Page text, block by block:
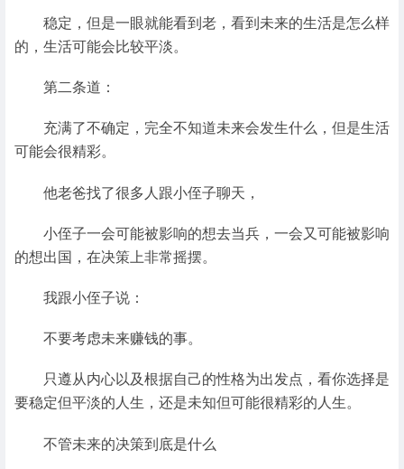
稳定，但是一眼就能看到老，看到未来的生活是怎么样
的，生活可能会比较平淡。
第二条道：
充满了不确定，完全不知道未来会发生什么，但是生活
可能会很精彩。
他老爸找了很多人跟小侄子聊天，
小侄子一会可能被影响的想去当兵，一会又可能被影响
的想出国，在决策上非常摇摆。
我跟小侄子说：
不要考虑未来赚钱的事。
只遵从内心以及根据自己的性格为出发点，看你选择是
要稳定但平淡的人生，还是未知但可能很精彩的人生。
不管未来的决策到底是什么